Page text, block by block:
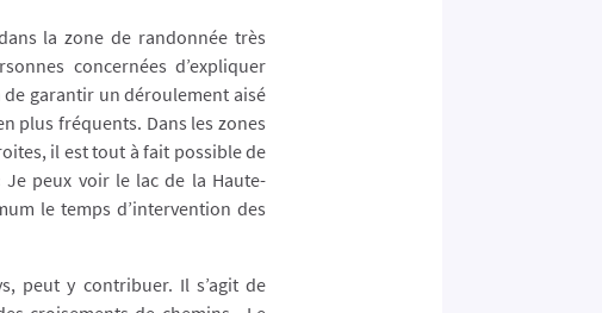
la zone de randonnée très
concernées d’expliquer
de garantir un déroulement aisé
plus fréquents. Dans les zones
il est tout à fait possible de
peux voir le lac de la Haute-
le temps d’intervention des
peut y contribuer. Il s’agit de